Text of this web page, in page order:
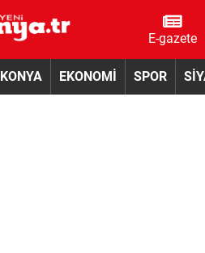
E-gazete
KONYA EKONOMİ SPOR